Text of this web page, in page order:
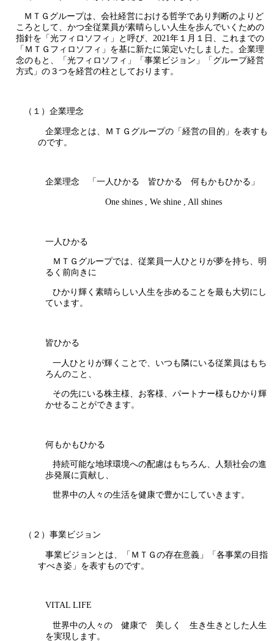
ＭＴＧグループは、会社経営における哲学であり判断のよりど
ころとして、かつ全従業員が素晴らしい人生を歩んでいくための
指針を「光フィロソフィ」と呼び、2021年１月１日、これまでの
「ＭＴＧフィロソフィ」を基に新たに策定いたしました。企業理
念のもと、「光フィロソフィ」「事業ビジョン」「グループ経営
方式」の３つを経営の柱としております。
（１）企業理念
企業理念とは、ＭＴＧグループの「経営の目的」を表すも
のです。
企業理念 「一人ひかる 皆ひかる 何もかもひかる」
One shines , We shine , All shines
一人ひかる
ＭＴＧグループでは、従業員一人ひとりが夢を持ち、明
るく前向きに
ひかり輝く素晴らしい人生を歩めることを最も大切にし
ています。
皆ひかる
一人ひとりが輝くことで、いつも隣にいる従業員はもち
ろんのこと、
その先にいる株主様、お客様、パートナー様もひかり輝
かせることができます。
何もかもひかる
持続可能な地球環境への配慮はもちろん、人類社会の進
歩発展に貢献し、
世界中の人々の生活を健康で豊かにしていきます。
（２）事業ビジョン
事業ビジョンとは、「ＭＴＧの存在意義」「各事業の目指
すべき姿」を表すものです。
VITAL LIFE
世界中の人々の 健康で 美しく 生き生きとした人生
を実現します。